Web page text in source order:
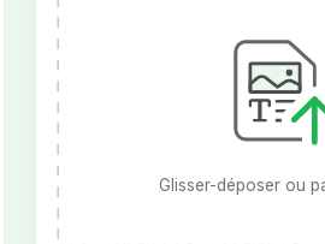
Glisser-déposer ou